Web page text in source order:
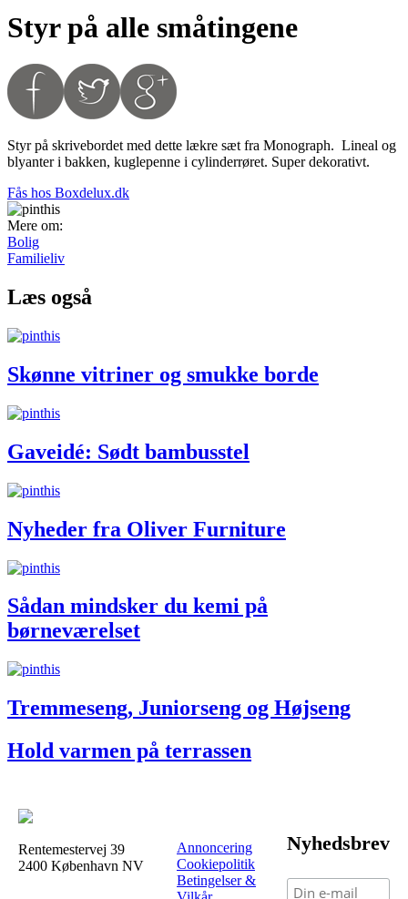
Styr på alle småtingene
Styr på skrivebordet med dette lækre sæt fra Monograph. Lineal og
blyanter i bakken, kuglepenne i cylinderrøret. Super dekorativt.
Fås hos Boxdelux.dk
Mere om:
Bolig
Familieliv
Læs også
Skønne vitriner og smukke borde
Gaveidé: Sødt bambusstel
Nyheder fra Oliver Furniture
Sådan mindsker du kemi på
børneværelset
Tremmeseng, Juniorseng og Højseng
Hold varmen på terrassen
Rentemestervej 39
2400 København NV
Annoncering
Cookiepolitik
Betingelser &
Nyhedsbrev